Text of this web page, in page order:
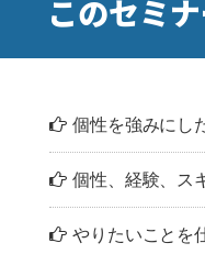
このセミ
個性を強みにし
個性、経験、ス
やりたいことを